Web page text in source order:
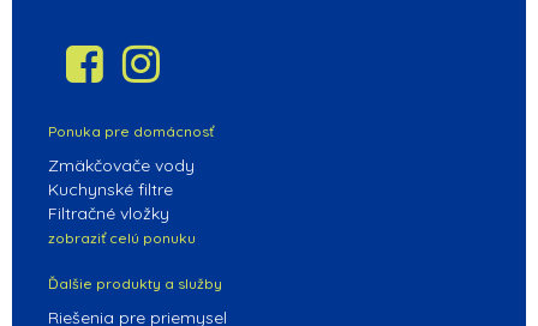
Ponuka pre domácnosť
Zmäkčovače vody
Kuchynské filtre
Filtračné vložky
zobraziť celú ponuku
Ďalšie produkty a služby
Riešenia pre priemysel